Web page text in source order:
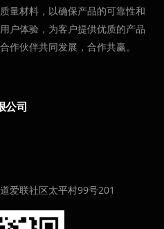
量材料，以确保产品的可靠性和
户体验，为客户提供优质的产品
作伙伴共同发展，合作共赢。
公司
爱联社区太平村99号201